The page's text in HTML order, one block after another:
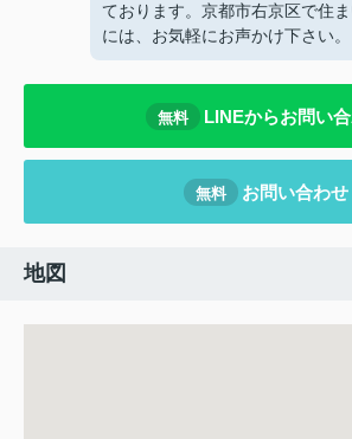
ております。京都市右京区で住
には、お気軽にお声かけ下さい。
無料 LINEからお問い
無料 お問い合わせ
地図